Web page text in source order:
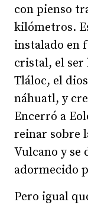
con pienso
kilómetros.
instalado en
cristal, el ser
Tláloc, el
náhuatl, y
Encerró a
reinar sobre
Vulcano y se
adormecido
Pero igual